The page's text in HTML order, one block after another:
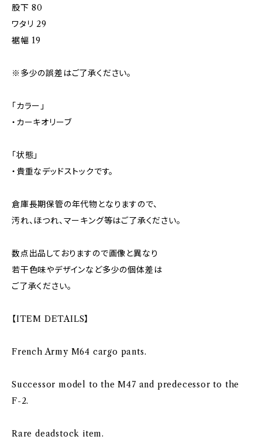
股下 80
ワタリ 29
裾幅 19
※多少の誤差はご了承ください。
「カラー」
・カーキオリーブ
「状態」
・貴重なデッドストックです。
倉庫長期保管の年代物となりますので、
汚れ、ほつれ、マーキング等はご了承ください。
数点出品しておりますので画像と異なり
若干色味やデザインなど多少の個体差は
ご了承ください。
【ITEM DETAILS】
French Army M64 cargo pants.
Successor model to the M47 and predecessor to the
F-2.
Rare deadstock item.